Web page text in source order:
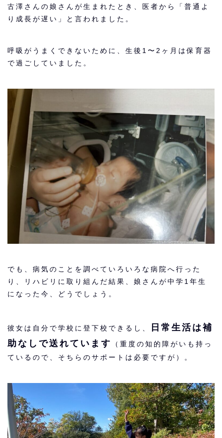
古澤さんの娘さんが生まれたとき、医者から「普通よ
り成長が遅い」と言われました。
呼吸がうまくできないために、生後1〜2ヶ月は保育器
で過ごしていました。
でも、病気のことを調べていろいろな病院へ行った
り、リハビリに取り組んだ結果、娘さんが中学1年生
になった今、どうでしょう。
彼女は自分で学校に登下校できるし、
日常生活は補
助なしで送れています
（重度の知的障がいも持っ
ているので、そちらのサポートは必要ですが）。